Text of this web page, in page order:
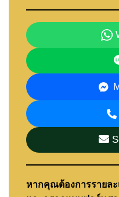
หากคุณต้องการรายล